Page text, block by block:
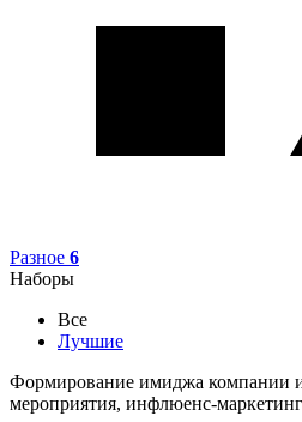
Разное 6
Наборы
Все
Лучшие
Формирование имиджа компании
мероприятия, инфлюенс-